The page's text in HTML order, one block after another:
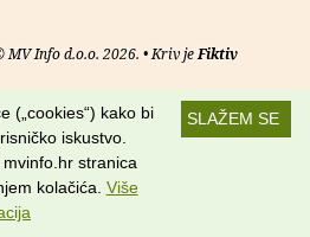
Info d.o.o. 2026. • Kriv jeFiktiv
RSS kanali
Potraži nas na:
SLAŽEM SE
(„cookies“) kako bi
iskustvo.
stranica
kolačića. Više